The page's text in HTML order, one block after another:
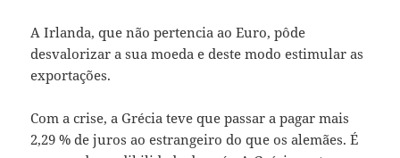
A Irlanda, que não pertencia ao Euro, pôde
desvalorizar a sua moeda e deste modo estimular as
exportações.
Com a crise, a Grécia teve que passar a pagar mais
2,29 % de juros ao estrangeiro do que os alemães. É